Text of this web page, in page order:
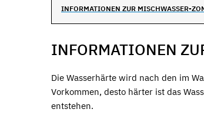
INFORMATIONEN ZUR MISCHWASSER-
INFORMATIONEN
Die Wasserhärte wird nach den im
Vorkommen, desto härter ist das
entstehen.